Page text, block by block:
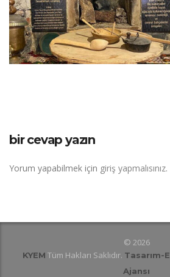
bir cevap yazın
Yorum yapabilmek için giriş yapmalısınız.
© 2026
KYEM Tüm Hakları Saklıdır. Tasarım-
Ajansı